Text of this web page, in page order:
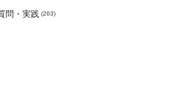
問・実践 (263)